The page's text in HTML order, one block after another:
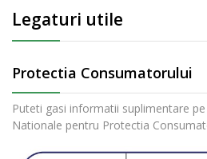
Legaturi utile
Protectia Consumatorului
Puteti gasi informatii suplimentare
Nationale pentru Protectia